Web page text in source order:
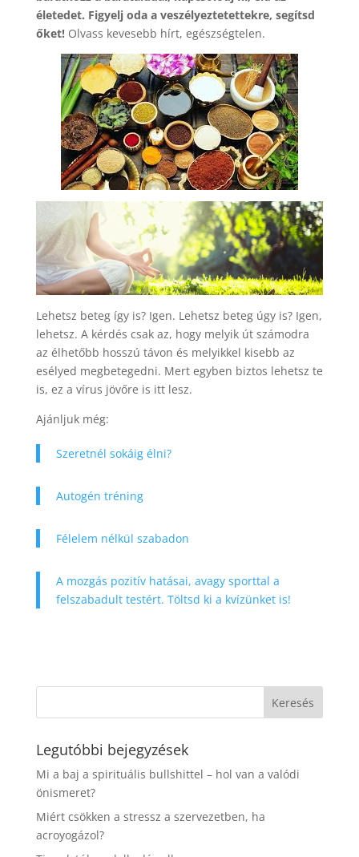
életedet. Figyelj oda a veszélyeztetettekre, segítsd
őket! Olvass kevesebb hírt, egészségtelen.
Lehetsz beteg így is? Igen. Lehetsz beteg úgy is? Igen,
lehetsz. A kérdés csak az, hogy melyik út számodra
az élhetőbb hosszú távon és melyikkel kisebb az
esélyed megbetegedni. Mert egyben biztos lehetsz te
is, ez a vírus jövőre is itt lesz.
Ajánljuk még:
Szeretnél sokáig élni?
Autogén tréning
Félelem nélkül szabadon
A mozgás pozitív hatásai, avagy sporttal a
felszabadult testért. Töltsd ki a kvízünket is!
Legutóbbi bejegyzések
Mi a baj a spirituális bullshittel – hol van a valódi
önismeret?
Miért csökken a stressz a szervezetben, ha
acroyogázol?